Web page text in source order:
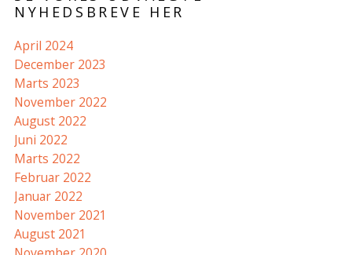
NYHEDSBREVE HER
April 2024
December 2023
Marts 2023
November 2022
August 2022
Juni 2022
Marts 2022
Februar 2022
Januar 2022
November 2021
August 2021